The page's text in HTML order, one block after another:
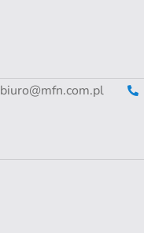
biuro@mfn.com.pl